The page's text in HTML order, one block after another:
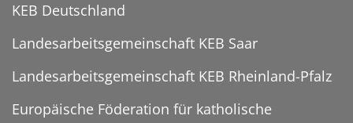
KEB Deutschland
Landesarbeitsgemeinschaft KEB Saar
Landesarbeitsgemeinschaft KEB Rheinland-Pfalz
Europäische Föderation für katholische